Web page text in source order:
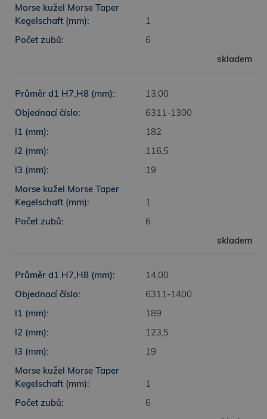
1
6
skladem
13,00
6311-1300
182
116,5
19
1
6
skladem
14,00
6311-1400
189
123,5
19
1
6